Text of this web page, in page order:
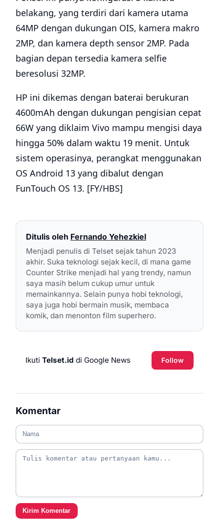
belakang, yang terdiri dari kamera utama
64MP dengan dukungan OIS, kamera makro
2MP, dan kamera depth sensor 2MP. Pada
bagian depan tersedia kamera selfie
beresolusi 32MP.
HP ini dikemas dengan baterai berukuran
4600mAh dengan dukungan pengisian cepat
66W yang diklaim Vivo mampu mengisi daya
hingga 50% dalam waktu 19 menit. Untuk
sistem operasinya, perangkat menggunakan
OS Android 13 yang dibalut dengan
FunTouch OS 13. [FY/HBS]
Ditulis oleh Fernando Yehezkiel
Menjadi penulis di Telset sejak tahun 2023
akhir. Suka teknologi sejak kecil, di mana game
Counter Strike menjadi hal yang trendy, namun
saya masih belum cukup umur untuk
memainkannya. Selain punya hobi teknologi,
saya juga hobi bermain musik, membaca
komik, dan menonton film superhero.
Ikuti Telset.id di Google News Follow
Komentar
Kirim Komentar